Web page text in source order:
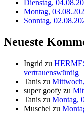
Dienstag,
Montag,
Sonntag,
Neueste
Ingrid zu
vertrauenswürdig
Tanis zu
super goofy zu
Tanis zu Montag,
Muschel zu